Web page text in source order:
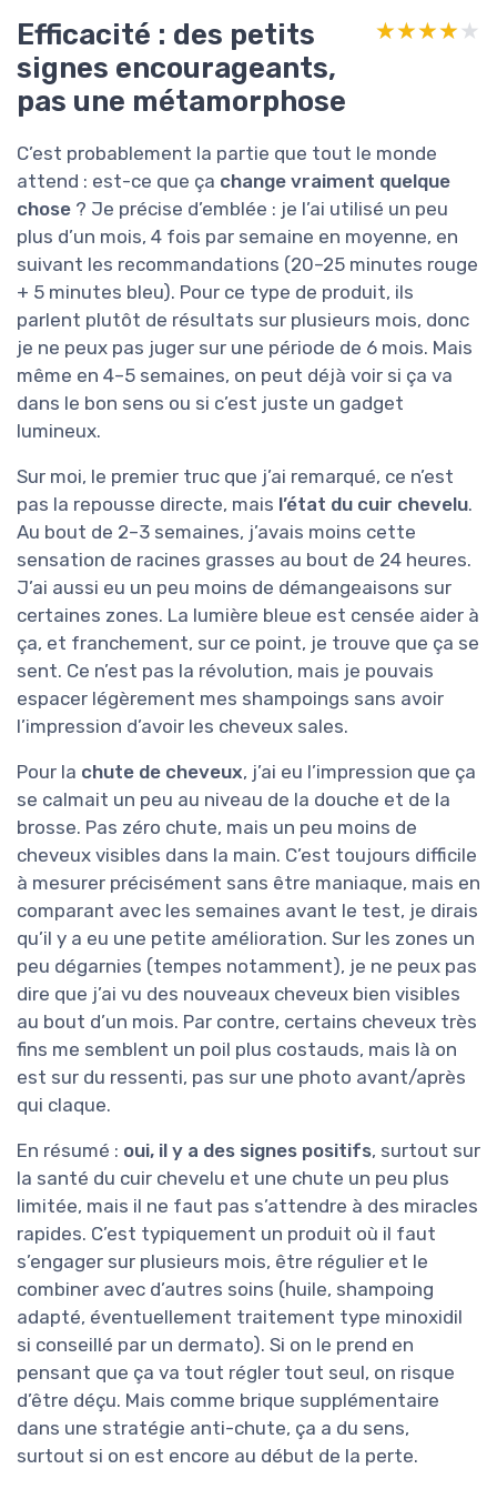
Efficacité : des petits
signes encourageants,
pas une métamorphose
★★★★★
★★★★★
C’est probablement la partie que tout le monde
attend : est-ce que ça change vraiment quelque
chose ? Je précise d’emblée : je l’ai utilisé un peu
plus d’un mois, 4 fois par semaine en moyenne, en
suivant les recommandations (20–25 minutes rouge
+ 5 minutes bleu). Pour ce type de produit, ils
parlent plutôt de résultats sur plusieurs mois, donc
je ne peux pas juger sur une période de 6 mois. Mais
même en 4–5 semaines, on peut déjà voir si ça va
dans le bon sens ou si c’est juste un gadget
lumineux.
Sur moi, le premier truc que j’ai remarqué, ce n’est
pas la repousse directe, mais l’état du cuir chevelu.
Au bout de 2–3 semaines, j’avais moins cette
sensation de racines grasses au bout de 24 heures.
J’ai aussi eu un peu moins de démangeaisons sur
certaines zones. La lumière bleue est censée aider à
ça, et franchement, sur ce point, je trouve que ça se
sent. Ce n’est pas la révolution, mais je pouvais
espacer légèrement mes shampoings sans avoir
l’impression d’avoir les cheveux sales.
Pour la chute de cheveux, j’ai eu l’impression que ça
se calmait un peu au niveau de la douche et de la
brosse. Pas zéro chute, mais un peu moins de
cheveux visibles dans la main. C’est toujours difficile
à mesurer précisément sans être maniaque, mais en
comparant avec les semaines avant le test, je dirais
qu’il y a eu une petite amélioration. Sur les zones un
peu dégarnies (tempes notamment), je ne peux pas
dire que j’ai vu des nouveaux cheveux bien visibles
au bout d’un mois. Par contre, certains cheveux très
fins me semblent un poil plus costauds, mais là on
est sur du ressenti, pas sur une photo avant/après
qui claque.
En résumé : oui, il y a des signes positifs, surtout sur
la santé du cuir chevelu et une chute un peu plus
limitée, mais il ne faut pas s’attendre à des miracles
rapides. C’est typiquement un produit où il faut
s’engager sur plusieurs mois, être régulier et le
combiner avec d’autres soins (huile, shampoing
adapté, éventuellement traitement type minoxidil
si conseillé par un dermato). Si on le prend en
pensant que ça va tout régler tout seul, on risque
d’être déçu. Mais comme brique supplémentaire
dans une stratégie anti-chute, ça a du sens,
surtout si on est encore au début de la perte.